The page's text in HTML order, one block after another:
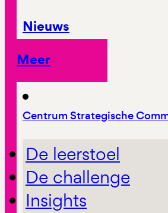
Nieuws
Meer
Centrum Strategische
De leerstoel
De challenge
Insights